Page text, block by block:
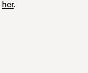
her.